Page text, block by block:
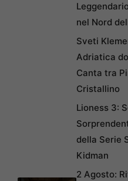
nel Nord
Sveti
Adriatica
Canta tra
Cristallino
Lioness 3:
della Serie
Kidman
2 Agosto: